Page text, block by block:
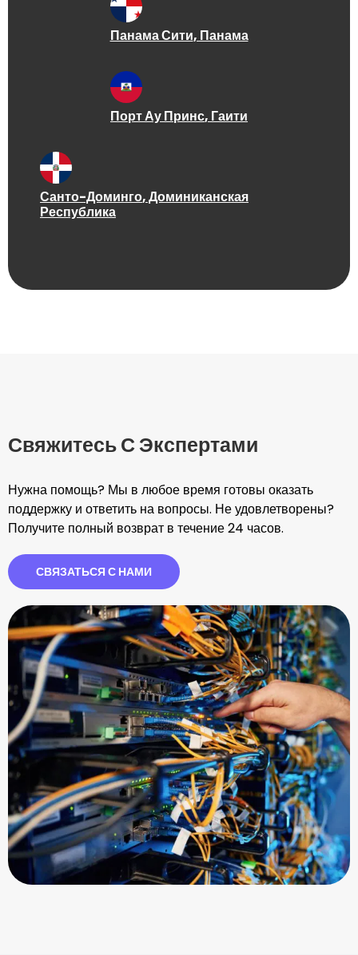
Панама Сити, Панама
Порт Ау Принс, Гаити
Санто-Доминго, Доминиканская
Республика
Свяжитесь С Экспертами
Нужна помощь? Мы в любое время готовы оказать
поддержку и ответить на вопросы. Не удовлетворены?
Получите полный возврат в течение 24 часов.
СВЯЗАТЬСЯ С НАМИ